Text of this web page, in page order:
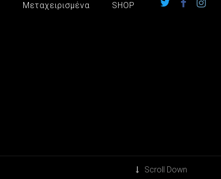
Μεταχειρισμένα SHOP
Scroll Down